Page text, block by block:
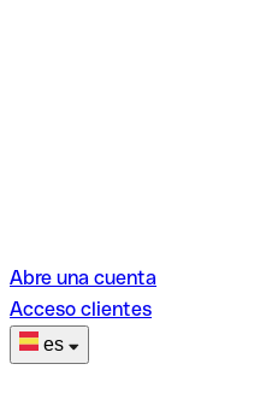
Abre una cuenta
Acceso clientes
es